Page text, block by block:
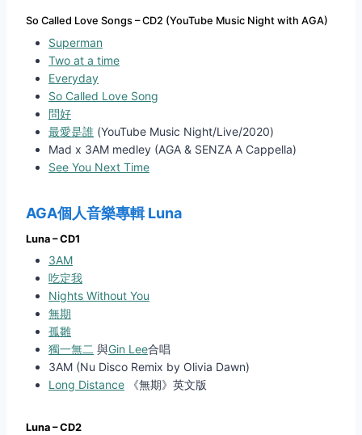
So Called Love Songs – CD2 (YouTube Music Night with AGA)
Superman
Two at a time
Everyday
So Called Love Song
問好
最愛是誰 (YouTube Music Night/Live/2020)
Mad x 3AM medley (AGA & SENZA A Cappella)
See You Next Time
AGA個人音樂專輯Luna
Luna – CD1
3AM
吃定我
Nights Without You
無期
孤雛
獨一無二 與Gin Lee合唱
3AM (Nu Disco Remix by Olivia Dawn)
Long Distance 《無期》英文版
Luna – CD2